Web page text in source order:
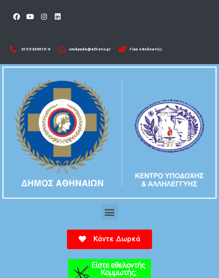
210 5246515-6​ seckyada@athens.gr Γίνε εθελοντής
Κάντε Δωρεά